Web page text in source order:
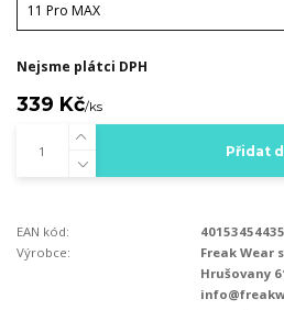
Nejsme plátci DPH
339 Kč/ks
Přidat
EAN kód:
Výrobce:
Freak Wear
Hrušovany